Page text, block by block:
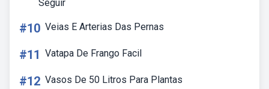
Seguir
#10 Veias E Arterias Das Pernas
#11 Vatapa De Frango Facil
#12 Vasos De 50 Litros Para Plantas